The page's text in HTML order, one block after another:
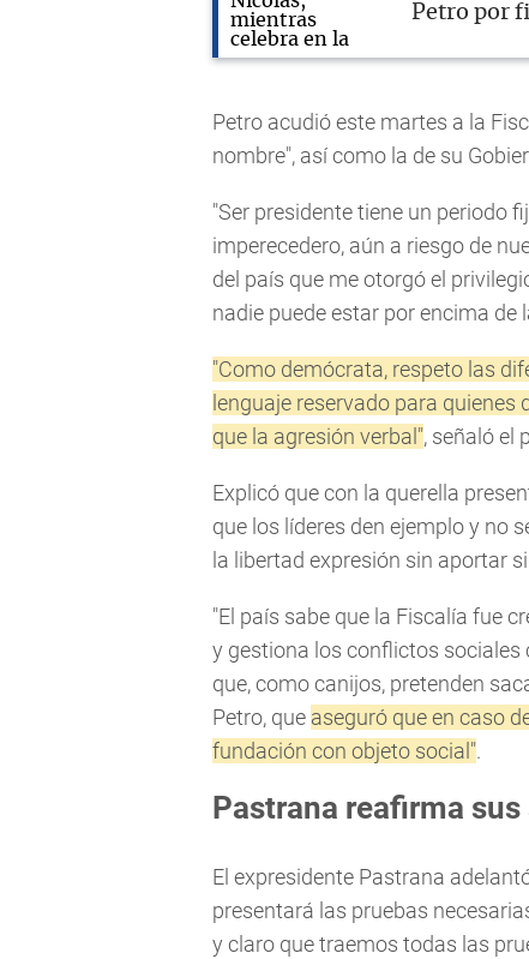
Petro por
Petro acudió este martes a la
nombre", así como la de su
"Ser presidente tiene un periodo
imperecedero, aún a riesgo de
del país que me otorgó el
nadie puede estar por encima de
"Como demócrata, respeto las
lenguaje reservado para quienes
que la agresión verbal", señaló el
Explicó que con la querella
que los líderes den ejemplo y no
la libertad expresión sin aportar
"El país sabe que la Fiscalía fue
y gestiona los conflictos sociales
que, como canijos, pretenden
Petro, que aseguró que en caso
fundación con objeto social".
Pastrana reafirma
El expresidente Pastrana
presentará las pruebas
y claro que traemos todas las